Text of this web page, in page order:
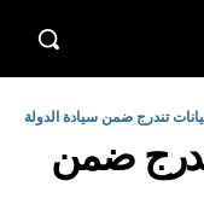
تندرج ضمن سيادة الدولة
تندرج ضمن